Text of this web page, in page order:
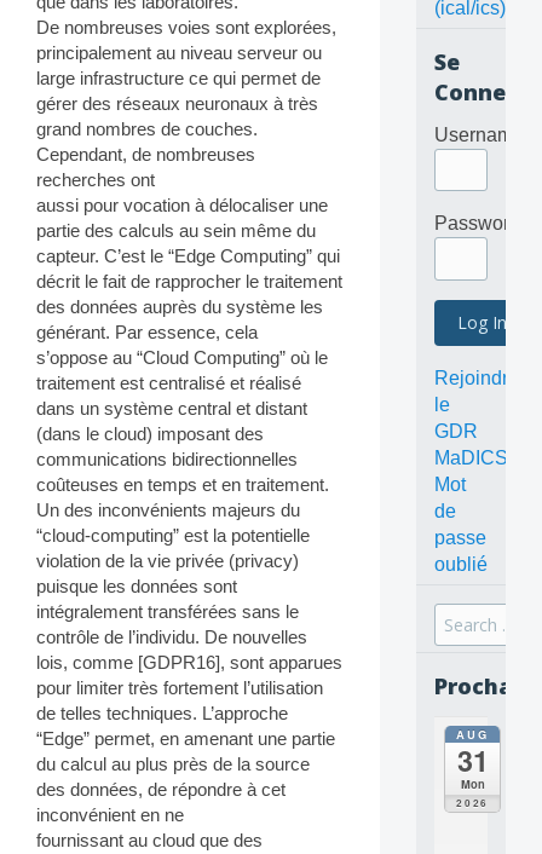
De nombreuses voies sont explorées,
principalement au niveau serveur ou
large infrastructure ce qui permet de
gérer des réseaux neuronaux à très
grand nombres de couches.
Cependant, de nombreuses
recherches ont
aussi pour vocation à délocaliser une
partie des calculs au sein même du
capteur. C’est le “Edge Computing” qui
décrit le fait de rapprocher le traitement
des données auprès du système les
générant. Par essence, cela
s’oppose au “Cloud Computing” où le
traitement est centralisé et réalisé
dans un système central et distant
(dans le cloud) imposant des
communications bidirectionnelles
coûteuses en temps et en traitement.
Un des inconvénients majeurs du
“cloud-computing” est la potentielle
violation de la vie privée (privacy)
puisque les données sont
intégralement transférées sans le
contrôle de l’individu. De nouvelles
lois, comme [GDPR16], sont apparues
pour limiter très fortement l’utilisation
de telles techniques. L’approche
“Edge” permet, en amenant une partie
du calcul au plus près de la source
des données, de répondre à cet
inconvénient en ne
fournissant au cloud que des
(ical/ics)
Se
Username
Password
Rejoindre
le
GDR
MaDICS
Mot
de
passe
oublié
Search
for:
AUG
31
Mon
2026